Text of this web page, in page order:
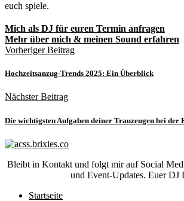
euch spiele.
Mich als DJ für euren Termin anfragen
Mehr über mich & meinen Sound erfahren
Vorheriger Beitrag
Hochzeitsanzug-Trends 2025: Ein Überblick
Nächster Beitrag
Die wichtigsten Aufgaben deiner Trauzeugen bei der
Bleibt in Kontakt und folgt mir auf Social
und Event-Updates. Euer DJ
Startseite